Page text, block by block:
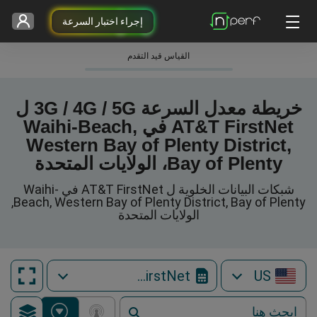
إجراء اختبار السرعة
القياس قيد التقدم
خريطة معدل السرعة 3G / 4G / 5G ل
AT&T FirstNet في Waihi-Beach,
Western Bay of Plenty District,
Bay of Plenty، الولايات المتحدة
شبكات البيانات الخلوية ل AT&T FirstNet في Waihi-
Beach, Western Bay of Plenty District, Bay of Plenty,
الولايات المتحدة
US
AT&T FirstNet